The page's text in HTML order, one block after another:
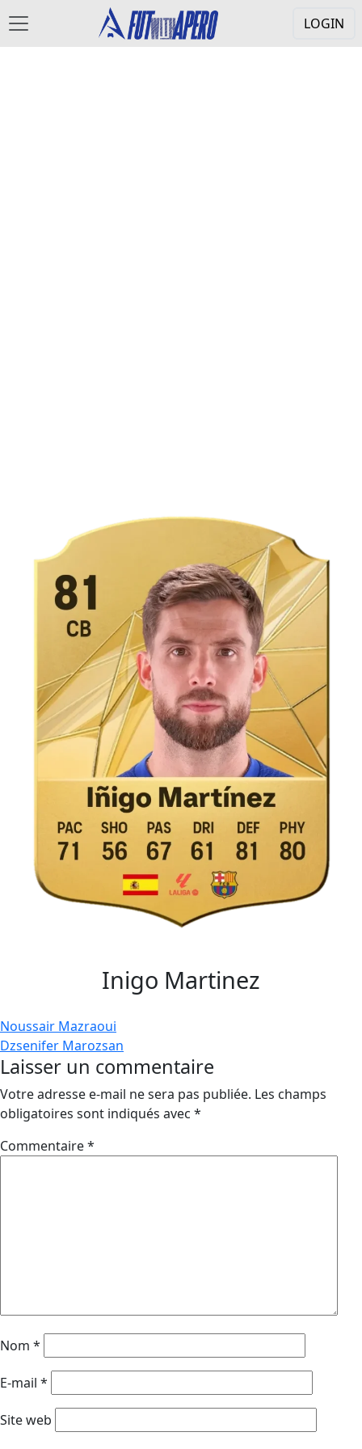
LOGIN
Inigo Martinez
Navigation
de
l’article
Noussair Mazraoui
Dzsenifer Marozsan
Laisser un commentaire
Votre adresse e-mail ne sera pas publiée. Les champs
obligatoires sont indiqués avec *
Commentaire*
Nom *
E-mail *
Site web